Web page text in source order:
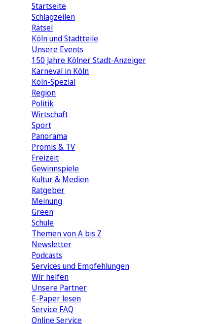
Startseite
Schlagzeilen
Rätsel
Köln und Stadtteile
Unsere Events
150 Jahre Kölner Stadt-Anzeiger
Karneval in Köln
Köln-Spezial
Region
Politik
Wirtschaft
Sport
Panorama
Promis & TV
Freizeit
Gewinnspiele
Kultur & Medien
Ratgeber
Meinung
Green
Schule
Themen von A bis Z
Newsletter
Podcasts
Services und Empfehlungen
Wir helfen
Unsere Partner
E-Paper lesen
Service FAQ
Online Service